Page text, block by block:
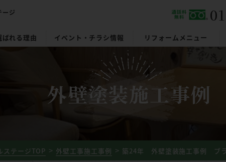
ージ
ばれる理由 イベント・チラシ情報 リフォームメニュー
外壁塗装施工事例
ステージTOP 外壁工事施工事例 築24年 外壁塗装施工事例 ブ